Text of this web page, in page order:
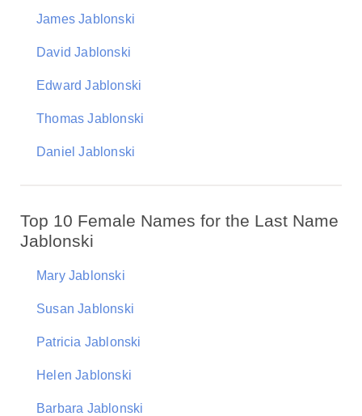
James Jablonski
David Jablonski
Edward Jablonski
Thomas Jablonski
Daniel Jablonski
Top 10 Female Names for the Last Name
Jablonski
Mary Jablonski
Susan Jablonski
Patricia Jablonski
Helen Jablonski
Barbara Jablonski